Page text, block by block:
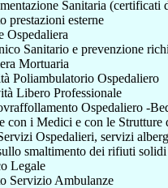
Sanitaria (certificati
prestazioni esterne
Ospedaliera
Sanitario e prevenzione
Mortuaria
Poliambulatorio Ospedaliero
Libero Professionale
Ospedaliero -
con i Medici e con le
Ospedalieri, servizi
smaltimento dei rifiuti
Legale
Servizio Ambulanze